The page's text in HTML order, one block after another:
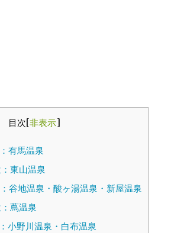
目次[非表示]
有馬温泉
東山温泉
谷地温泉・酸ヶ湯温泉・新屋温泉
蔦温泉
小野川温泉・白布温泉